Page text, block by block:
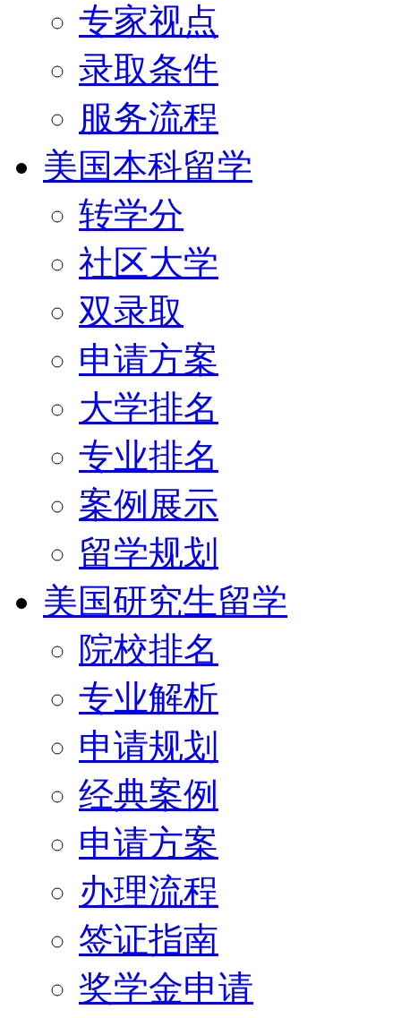
专家视点
录取条件
服务流程
美国本科留学
转学分
社区大学
双录取
申请方案
大学排名
专业排名
案例展示
留学规划
美国研究生留学
院校排名
专业解析
申请规划
经典案例
申请方案
办理流程
签证指南
奖学金申请